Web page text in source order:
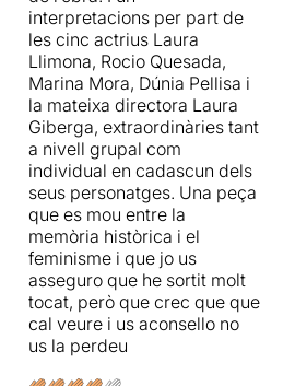
Tot i ser una història
dramàtica, hi ha unencert
majúscul en anar deixant
perles de felicitat i
tranquil·litat durant el text
el naixement d’un amor,
aleshores, mal vist; la
posada en escena del
manual de la bona esposa
amb el qual laSección
Femeninavolia modelar a
les dones de l’època; o les
mostres d’amistat i
complicitat entre les
presoneres que, per sempre
més, compartiran una
història comuna.
sac ple d'estats anímics.
L'angoixa, l'ofec, el deliri...
entraran per la vista de
l'espectador i arribaran a la
panxa on miraran de trobar-
hi la sortida. Una clara
manifestació d'intencions on
els ideals més revolucionaris
sortiran a la llum per
reivindicar el poder del
teatre per convèncer i
explicar.
interpretacions per part de
les cinc actrius Laura
Llimona, Rocio Quesada,
Marina Mora, Dúnia Pellisa i
la mateixa directora Laura
Giberga, extraordinàries tant
a nivell grupal com
individual en cadascun dels
seus personatges. Una peça
que es mou entre la
memòria històrica i el
feminisme i que jo us
asseguro que he sortit molt
tocat, però que crec que que
cal veure i us aconsello no
us la perdeu